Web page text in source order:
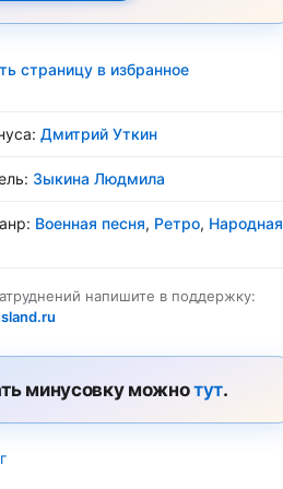
страницу в избранное
Дмитрий Уткин
Зыкина Людмила
Военная песня, Ретро, Народная
напишите в поддержку:
минусовку можнотут.